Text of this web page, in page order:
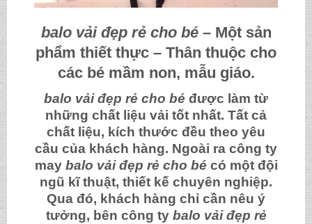
balo vải đẹp rẻ cho bé – Một sản
phẩm thiết thực – Thân thuộc cho
các bé mầm non, mẫu giáo.
balo vải đẹp rẻ cho bé được làm từ
những chất liệu vải tốt nhất. Tất cả
chất liệu, kích thước đều theo yêu
cầu của khách hàng. Ngoài ra công ty
may balo vải đẹp rẻ cho bé có một đội
ngũ kĩ thuật, thiết kế chuyên nghiệp.
Qua đó, khách hàng chỉ cần nêu ý
tưởng, bên công ty balo vải đẹp rẻ